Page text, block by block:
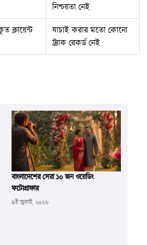
নিশ্চয়তা নেই
ক্লায়েন্ট
যাচাই করার মতো কোনো
ট্র্যাক রেকর্ড নেই
বাংলাদেশের সেরা ১০ জন ওয়েডিং
ফটোগ্রাফার
৯ই জুলাই, ২০২৬